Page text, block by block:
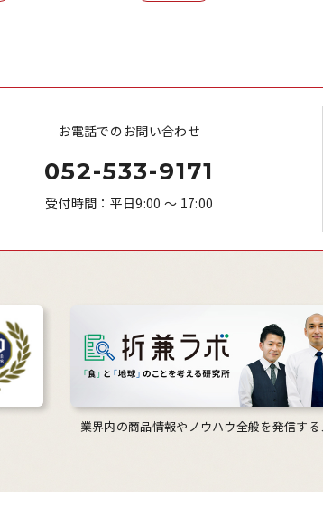
お電話でのお問い合わせ
052-533-9171
受付時間：平日9:00 ～ 17:00
業界内の商品情報やノウハウ全般を発信する